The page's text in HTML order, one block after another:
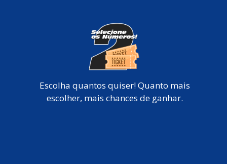
Escolha quantos quiser! Quanto mais
escolher, mais chances de ganhar.